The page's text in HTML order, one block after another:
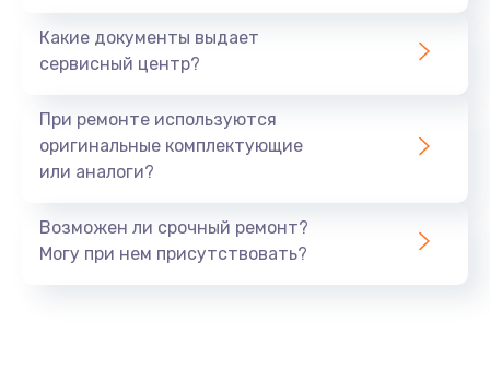
Восстановление данных
Заказать
1060 руб.
Какие документы выдает
сервисный центр?
При ремонте используются
оригинальные комплектующие
или аналоги?
Возможен ли срочный ремонт?
Могу при нем присутствовать?